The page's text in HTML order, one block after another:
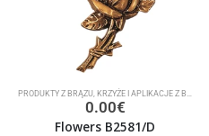
PRODUKTY Z BRĄZU KRZYŻE I APLIKACJE Z BRĄZU
0.00€
Flowers B2581/D